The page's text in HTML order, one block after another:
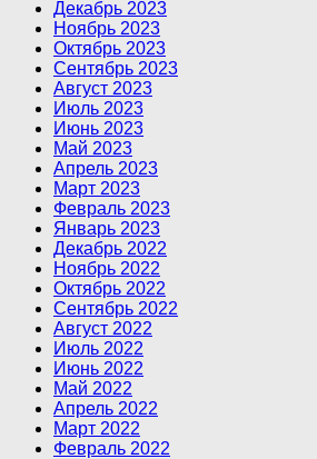
Декабрь 2023
Ноябрь 2023
Октябрь 2023
Сентябрь 2023
Август 2023
Июль 2023
Июнь 2023
Май 2023
Апрель 2023
Март 2023
Февраль 2023
Январь 2023
Декабрь 2022
Ноябрь 2022
Октябрь 2022
Сентябрь 2022
Август 2022
Июль 2022
Июнь 2022
Май 2022
Апрель 2022
Март 2022
Февраль 2022